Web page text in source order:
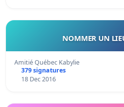
NOMMER UN
Amitié Québec Kabylie
379 signatures
18 Dec 2016